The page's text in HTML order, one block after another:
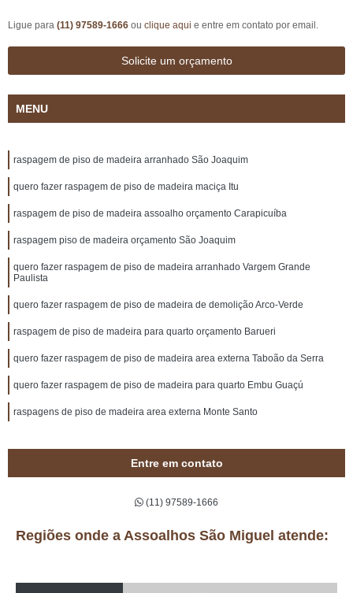
Ligue para (11) 97589-1666 ou clique aqui e entre em contato por email.
Solicite um orçamento
MENU
raspagem de piso de madeira arranhado São Joaquim
quero fazer raspagem de piso de madeira maciça Itu
raspagem de piso de madeira assoalho orçamento Carapicuíba
raspagem piso de madeira orçamento São Joaquim
quero fazer raspagem de piso de madeira arranhado Vargem Grande
Paulista
quero fazer raspagem de piso de madeira de demolição Arco-Verde
raspagem de piso de madeira para quarto orçamento Barueri
quero fazer raspagem de piso de madeira area externa Taboão da Serra
quero fazer raspagem de piso de madeira para quarto Embu Guaçú
raspagens de piso de madeira area externa Monte Santo
Entre em contato
(11) 97589-1666
Regiões onde a Assoalhos São Miguel atende: